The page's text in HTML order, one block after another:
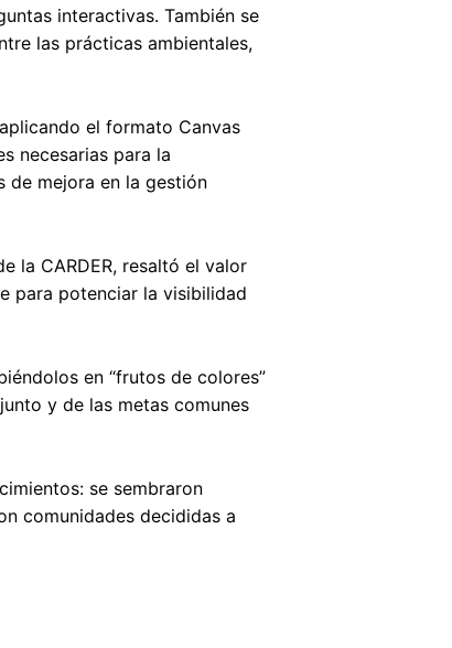
interactivas. También se
las prácticas ambientales,
el formato Canvas
necesarias para la
de mejora en la gestión
la CARDER, resaltó el valor
para potenciar la visibilidad
en “frutos de colores”
y de las metas comunes
se sembraron
comunidades decididas a